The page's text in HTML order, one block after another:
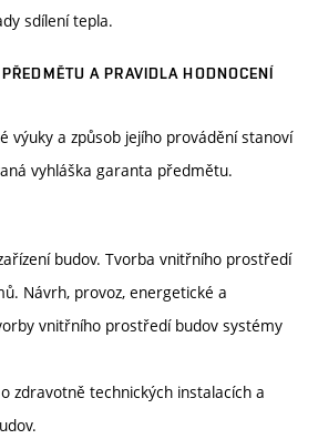
sdílení tepla.
A PRAVIDLA HODNOCENÍ
výuky a způsob jejího provádění stanoví
vyhláška garanta předmětu.
budov. Tvorba vnitřního prostředí
Návrh, provoz, energetické a
vnitřního prostředí budov systémy
zdravotně technických instalacích a